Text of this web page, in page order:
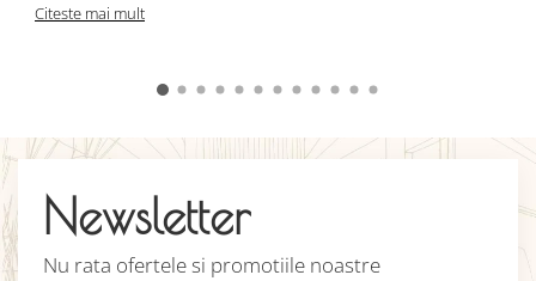
Citeste mai mult
Newsletter
Nu rata ofertele si promotiile noastre